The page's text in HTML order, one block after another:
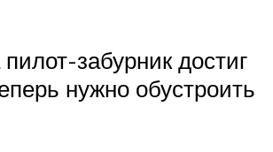
забурник достиг
нужно обустроить